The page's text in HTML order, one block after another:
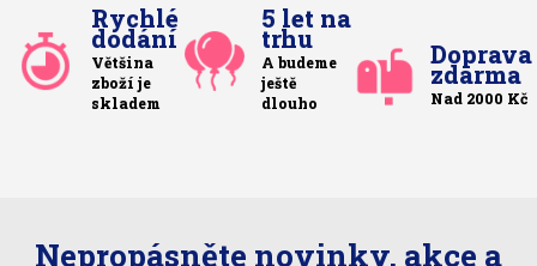
Rychlé
dodání
Většina
zboží je
skladem
5 let na
trhu
A budeme
ještě
dlouho
Doprava
zdarma
Nad 2000 Kč
Nepropásněte novinky, akce a